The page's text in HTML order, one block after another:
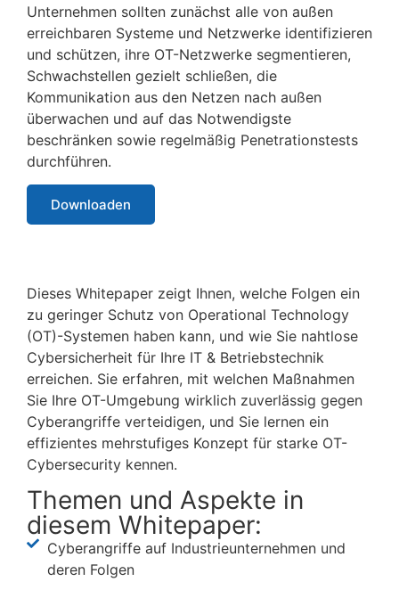
Unternehmen sollten zunächst alle von außen
erreichbaren Systeme und Netzwerke identifizieren
und schützen, ihre OT-Netzwerke segmentieren,
Schwachstellen gezielt schließen, die
Kommunikation aus den Netzen nach außen
überwachen und auf das Notwendigste
beschränken sowie regelmäßig Penetrationstests
durchführen.
Downloaden
Dieses Whitepaper zeigt Ihnen, welche Folgen ein
zu geringer Schutz von Operational Technology
(OT)-Systemen haben kann, und wie Sie nahtlose
Cybersicherheit für Ihre IT & Betriebstechnik
erreichen. Sie erfahren, mit welchen Maßnahmen
Sie Ihre OT-Umgebung wirklich zuverlässig gegen
Cyberangriffe verteidigen, und Sie lernen ein
effizientes mehrstufiges Konzept für starke OT-
Cybersecurity kennen.
Themen und Aspekte in
diesem Whitepaper:
Cyberangriffe auf Industrieunternehmen und
deren Folgen